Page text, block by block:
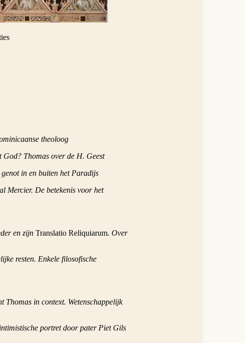
theoloog
God? Thomas over de H. Geest
in en buiten het Paradijs
Mercier. De betekenis voor het
en zijn Translatio Reliquiarum. Over
resten. Enkele filosofische
Thomas in context. Wetenschappelijk
portret door pater Piet Gils